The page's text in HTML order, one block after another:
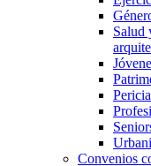
Salud
Convenios